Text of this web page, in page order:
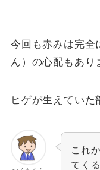
今回も赤みは完全
ん）の心配もあり
ヒゲが生えていた
これ
てく